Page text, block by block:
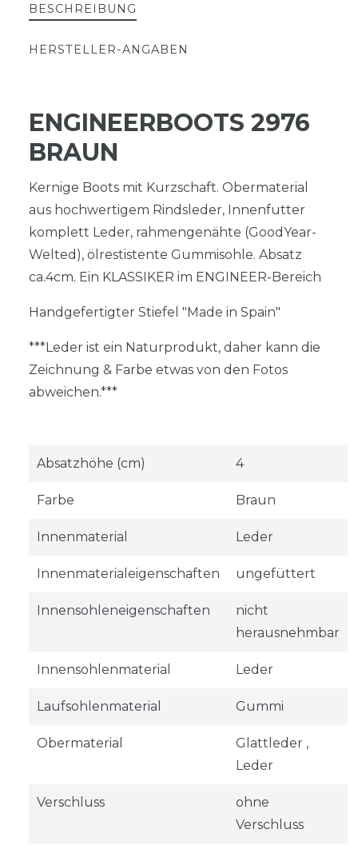
BESCHREIBUNG
HERSTELLER-ANGABEN
ENGINEERBOOTS 2976
BRAUN
Kernige Boots mit Kurzschaft. Obermaterial
aus hochwertigem Rindsleder, Innenfutter
komplett Leder, rahmengenähte (GoodYear-
Welted), ölrestistente Gummisohle. Absatz
ca.4cm. Ein KLASSIKER im ENGINEER-Bereich
Handgefertigter Stiefel "Made in Spain"
***Leder ist ein Naturprodukt, daher kann die
Zeichnung & Farbe etwas von den Fotos
abweichen.***
Absatzhöhe (cm) 4
Farbe Braun
Innenmaterial Leder
Innenmaterialeigenschaften ungefüttert
Innensohleneigenschaften
nicht
herausnehmbar
Innensohlenmaterial Leder
Laufsohlenmaterial Gummi
Obermaterial
Glattleder ,
Leder
Verschluss
ohne
Verschluss